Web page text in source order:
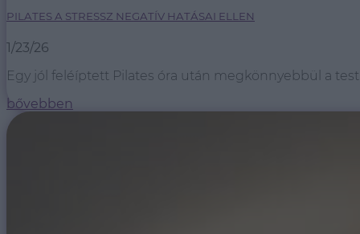
PILATES A STRESSZ NEGATÍV HATÁSAI ELLEN
1/23/26
Egy jól feléíptett Pilates óra után megkönnyebbül a
bővebben